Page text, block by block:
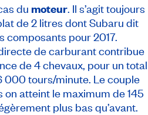
du moteur. Il s’agit toujours
de 2 litres dont Subaru dit
composants pour 2017.
de carburant contribue
de 4 chevaux, pour un total
000 tours/minute. Le couple
atteint le maximum de 145
plus bas qu’avant.